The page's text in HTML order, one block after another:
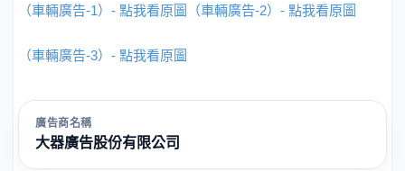
（車輛廣告-1）- 點我看原圖 （車輛廣告-2）- 點我看原圖
（車輛廣告-3）- 點我看原圖
廣告商名稱
大器廣告股份有限公司